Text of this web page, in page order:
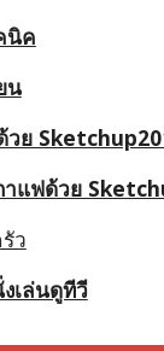
นิค
น
วย
าแฟด้วย
ว
เล่นดูทีวี